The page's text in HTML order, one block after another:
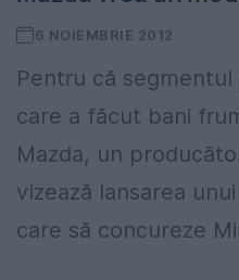
6 NOIEMBRIE 2012
Pentru că
care a făcut bani
Mazda, un
vizează lansarea
care să concureze